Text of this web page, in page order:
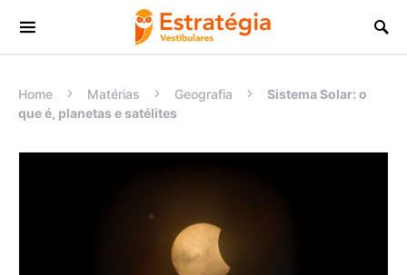
Procurar:
Home Matérias Geografia
Sistema Solar: o
que é, planetas e satélites